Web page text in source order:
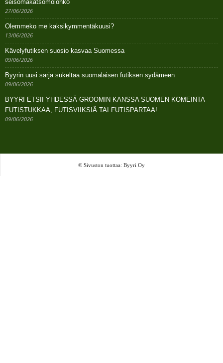
seisomakatsomolohko
27/06/2026
Olemmeko me kaksikymmentäkuusi?
13/06/2026
Kävelyfutiksen suosio kasvaa Suomessa
09/06/2026
Byyrin uusi sarja sukeltaa suomalaisen futiksen sydämeen
09/06/2026
BYYRI ETSII YHDESSÄ GROOMIN KANSSA SUOMEN KOMEINTA
FUTISTUKKAA, FUTISVIIKSIÄ TAI FUTISPARTAA!
09/06/2026
© Sivuston tuottaa: Byyri Oy